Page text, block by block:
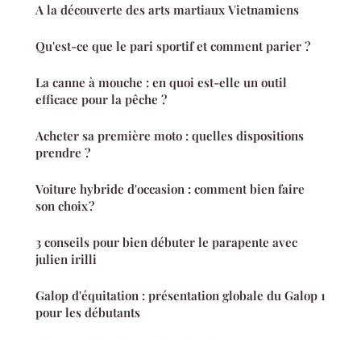
A la découverte des arts martiaux Vietnamiens
Qu'est-ce que le pari sportif et comment parier ?
La canne à mouche : en quoi est-elle un outil
efficace pour la pêche ?
Acheter sa première moto : quelles dispositions
prendre ?
Voiture hybride d'occasion : comment bien faire
son choix ?
3 conseils pour bien débuter le parapente avec
julien irilli
Galop d'équitation : présentation globale du Galop 1
pour les débutants